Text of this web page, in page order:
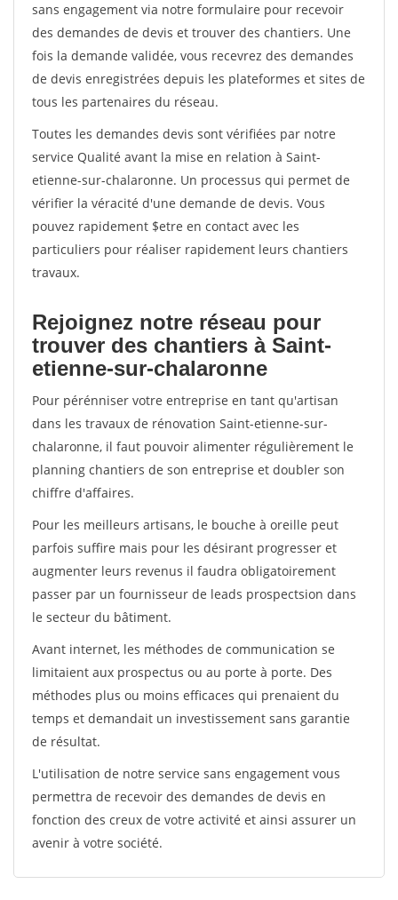
sans engagement via notre formulaire pour recevoir
des demandes de devis et trouver des chantiers. Une
fois la demande validée, vous recevrez des demandes
de devis enregistrées depuis les plateformes et sites de
tous les partenaires du réseau.
Toutes les demandes devis sont vérifiées par notre
service Qualité avant la mise en relation à Saint-
etienne-sur-chalaronne. Un processus qui permet de
vérifier la véracité d'une demande de devis. Vous
pouvez rapidement $etre en contact avec les
particuliers pour réaliser rapidement leurs chantiers
travaux.
Rejoignez notre réseau pour
trouver des chantiers à Saint-
etienne-sur-chalaronne
Pour pérénniser votre entreprise en tant qu'artisan
dans les travaux de rénovation Saint-etienne-sur-
chalaronne, il faut pouvoir alimenter régulièrement le
planning chantiers de son entreprise et doubler son
chiffre d'affaires.
Pour les meilleurs artisans, le bouche à oreille peut
parfois suffire mais pour les désirant progresser et
augmenter leurs revenus il faudra obligatoirement
passer par un fournisseur de leads prospectsion dans
le secteur du bâtiment.
Avant internet, les méthodes de communication se
limitaient aux prospectus ou au porte à porte. Des
méthodes plus ou moins efficaces qui prenaient du
temps et demandait un investissement sans garantie
de résultat.
L'utilisation de notre service sans engagement vous
permettra de recevoir des demandes de devis en
fonction des creux de votre activité et ainsi assurer un
avenir à votre société.